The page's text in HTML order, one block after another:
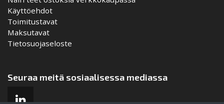
Käyttöehdot
Toimitustavat
Maksutavat
Tietosuojaseloste
Seuraa meitä sosiaalisessa mediassa